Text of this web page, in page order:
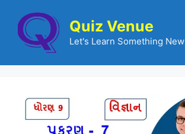
Quiz Venue
Let's Learn Something New